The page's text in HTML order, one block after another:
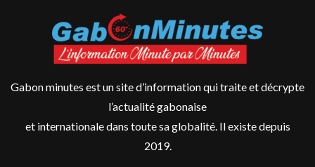
Gabon minutes est un site d’information qui traite et décrypte
l’actualité gabonaise
et internationale dans toute sa globalité. Il existe depuis
2019.